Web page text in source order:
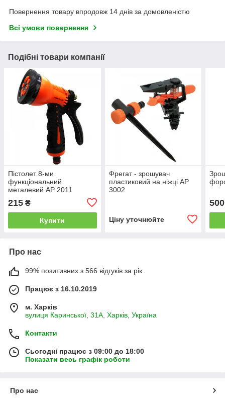
Повернення товару впродовж 14 днів за домовленістю
Всі умови повернення
Подібні товари компанії
Пістолет 8-ми
функціональний
металевий АР 2011
215 ₴
Купити
Фрегат - зрошувач
пластиковий на ніжці AP
3002
Ціну уточнюйте
500
Про нас
99% позитивних з 566 відгуків за рік
Працює з 16.10.2019
м. Харків
вулиця Каринської, 31А, Харків, Україна
Контакти
Сьогодні працює з 09:00 до 18:00
Показати весь графік роботи
Про нас